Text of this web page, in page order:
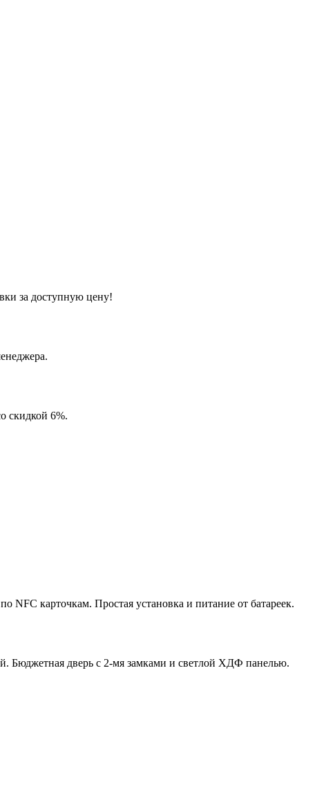
за доступную цену!
скидкой 6%.
карточкам. Простая установка и питание от батареек.
Бюджетная дверь с 2-мя замками и светлой ХДФ панелью.